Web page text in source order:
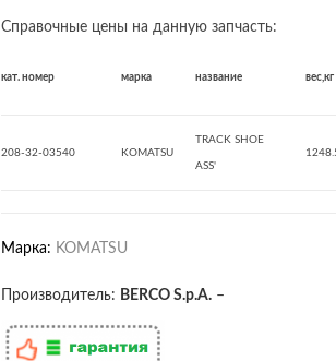
Справочные цены на данную запчасть:
кат. номер марка название вес,кг
208-32-03540 KOMATSU
TRACK SHOE
ASS'
Марка: KOMATSU
Производитель: BERCO S.p.A. –